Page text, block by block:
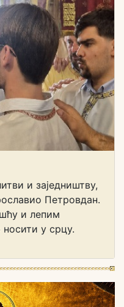
и заједништву,
Петровдан.
и лепим
у срцу.